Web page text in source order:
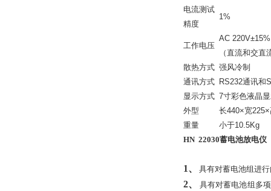
电流测试
精度
1%
工作电压
AC 220V±15%
（直流和交直
散热方式 强风冷制
通讯方式 RS232通讯和
显示方式 7寸彩色液晶
外型
长440×宽
重量
小于10.5Kg
HN 22030蓄电池放电仪
1、 具有对蓄电池组进
2、 具有对蓄电池组多